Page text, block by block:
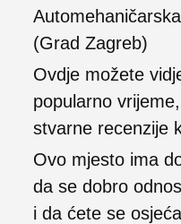
(Grad Zagreb)
Ovdje možete
popularno
stvarne recenzije
Ovo mjesto ima
da se dobro
i da ćete se